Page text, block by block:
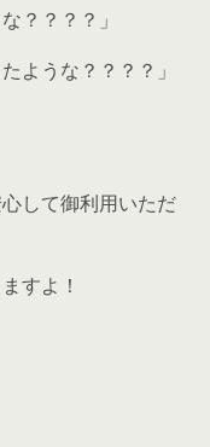
？？？？」
ような？？？？」
して御利用いただ
すよ！